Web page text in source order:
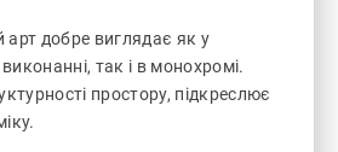
арт добре виглядає як у
так і в монохромі.
простору, підкреслює